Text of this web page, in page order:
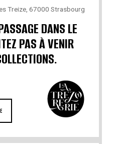
Treize, 67000 Strasbourg
DANS LE
PAS À VENIR